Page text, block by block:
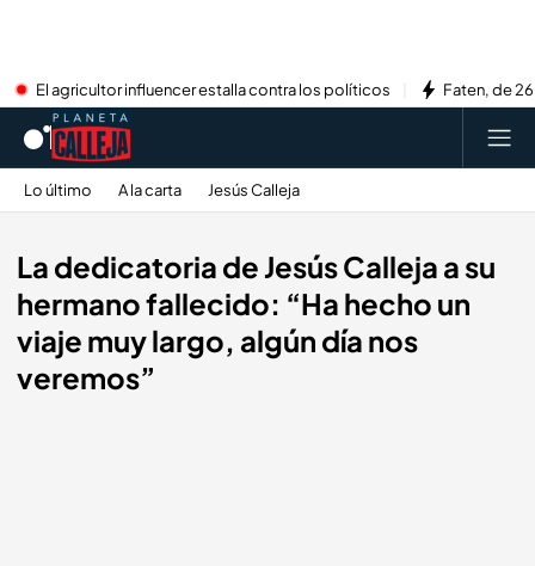
El agricultor influencer estalla contra los políticos Faten, de
Lo último A la carta Jesús Calleja
La dedicatoria de Jesús Calleja a su
hermano fallecido: “Ha hecho un
viaje muy largo, algún día nos
veremos”